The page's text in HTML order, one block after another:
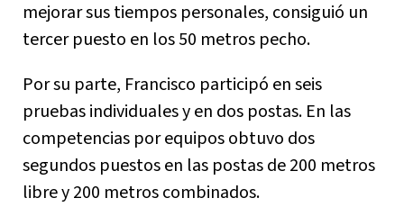
mejorar sus tiempos personales, consiguió un
tercer puesto en los 50 metros pecho.
Por su parte, Francisco participó en seis
pruebas individuales y en dos postas. En las
competencias por equipos obtuvo dos
segundos puestos en las postas de 200 metros
libre y 200 metros combinados.